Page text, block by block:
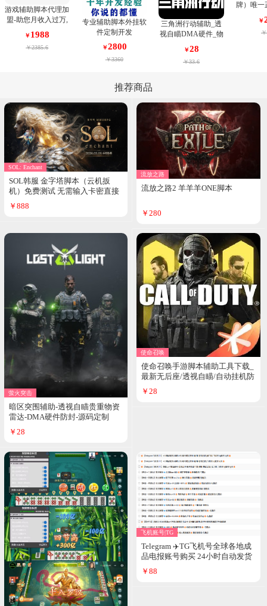
游戏辅助脚本代理加
盟-助您月收入过万,
您相信我们是最专业
的。
￥ 1988
￥2385.6
专业辅助脚本外挂软
件定制开发
￥2800
￥3360
三角洲行动辅助_透
视自瞄DMA硬件_物
端支持
￥28
￥33.6
牌）唯一
棋牌麻
持安卓
￥
推荐商品
SOL: Enchant
SOL韩服 金字塔脚本（云机扳
机）免费测试 无需输入卡密直接
运行
￥888
流放之路
流放之路2 羊羊羊ONE脚本
￥280
萤火突击
暗区突围辅助-透视自瞄贵重物资
雷达-DMA硬件防封-源码定制
￥28
使命召唤
使命召唤手游脚本辅助工具下载_
最新无后座/透视自瞄/自动挂机防
封版_2026安全稳定多功能修改器
￥28
飞机账号|TG
Telegram ✈️TG飞机号全球各地成
品电报账号购买 24小时自动发货
￥88